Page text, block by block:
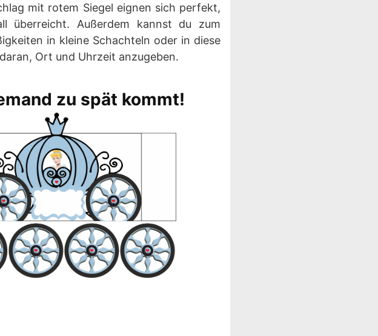
mit rotem Siegel eignen sich perfekt,
überreicht. Außerdem kannst du zum
in kleine Schachteln oder in diese
Ort und Uhrzeit anzugeben.
zu spät kommt!